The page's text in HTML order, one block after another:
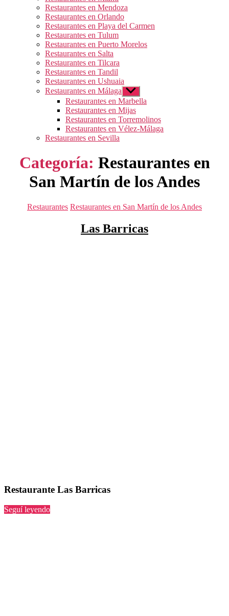
Restaurantes en Mendoza
Restaurantes en Orlando
Restaurantes en Playa del Carmen
Restaurantes en Tulum
Restaurantes en Puerto Morelos
Restaurantes en Salta
Restaurantes en Tilcara
Restaurantes en Tandil
Restaurantes en Ushuaia
Restaurantes en Málaga Mostrar
el
submenú
Restaurantes en Marbella
Restaurantes en Mijas
Restaurantes en Torremolinos
Restaurantes en Vélez-Málaga
Restaurantes en Sevilla
Categoría: Restaurantes en
San Martín de los Andes
Categorías
Restaurantes Restaurantes en San Martín de los Andes
Las Barricas
Restaurante Las Barricas
Seguí leyendo“Las